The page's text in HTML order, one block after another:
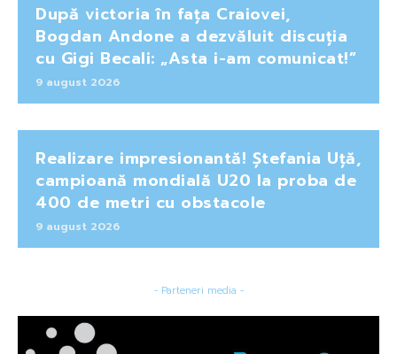
După victoria în fața Craiovei,
Bogdan Andone a dezvăluit discuția
cu Gigi Becali: „Asta i-am comunicat!”
9 august 2026
Realizare impresionantă! Ștefania Uță,
campioană mondială U20 la proba de
400 de metri cu obstacole
9 august 2026
- Parteneri media -